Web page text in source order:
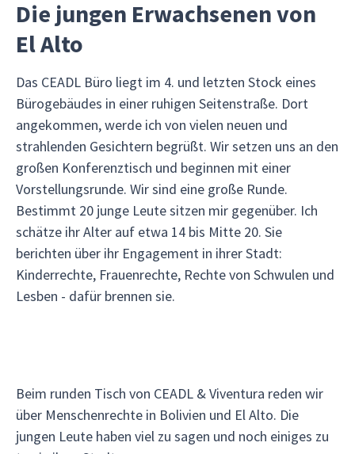
Die jungen Erwachsenen von
El Alto
Das CEADL Büro liegt im 4. und letzten Stock eines
Bürogebäudes in einer ruhigen Seitenstraße. Dort
angekommen, werde ich von vielen neuen und
strahlenden Gesichtern begrüßt. Wir setzen uns an den
großen Konferenztisch und beginnen mit einer
Vorstellungsrunde. Wir sind eine große Runde.
Bestimmt 20 junge Leute sitzen mir gegenüber. Ich
schätze ihr Alter auf etwa 14 bis Mitte 20. Sie
berichten über ihr Engagement in ihrer Stadt:
Kinderrechte, Frauenrechte, Rechte von Schwulen und
Lesben - dafür brennen sie.
Beim runden Tisch von CEADL & Viventura reden wir
über Menschenrechte in Bolivien und El Alto. Die
jungen Leute haben viel zu sagen und noch einiges zu